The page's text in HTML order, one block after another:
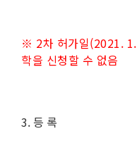
※ 2차 허가일(2021.
학을 신청할 수 없음
3. 등 록